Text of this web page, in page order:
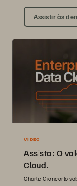
Assistir às
VÍDEO
Assista: O
Cloud.
Charlie Giancarlo